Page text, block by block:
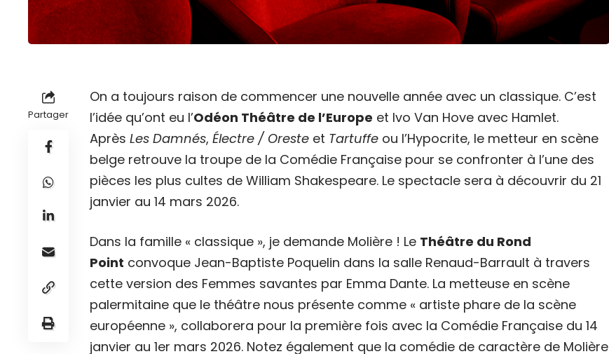
Partager
On a toujours raison de commencer une nouvelle année avec un classique. C’est
l’idée qu’ont eu l’Odéon Théâtre de l’Europe et Ivo Van Hove avec Hamlet.
Après Les Damnés, Électre / Oreste et Tartuffe ou l’Hypocrite, le metteur en scène
belge retrouve la troupe de la Comédie Française pour se confronter à l’une des
pièces les plus cultes de William Shakespeare. Le spectacle sera à découvrir du 21
janvier au 14 mars 2026.
Dans la famille « classique », je demande Molière ! Le Théâtre du Rond
Point convoque Jean-Baptiste Poquelin dans la salle Renaud-Barrault à travers
cette version des Femmes savantes par Emma Dante. La metteuse en scène
palermitaine que le théâtre nous présente comme « artiste phare de la scène
européenne », collaborera pour la première fois avec la Comédie Française du 14
janvier au 1er mars 2026. Notez également que la comédie de caractère de Molière